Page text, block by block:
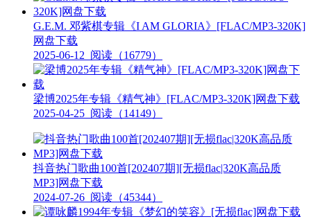
G.E.M. 邓紫棋专辑《I AM GLORIA》[FLAC/MP3-320K]
网盘下载
2025-06-12 阅读（16779）
梁博2025年专辑《精气神》[FLAC/MP3-320K]网盘下载
2025-04-25 阅读（14149）
抖音热门歌曲100首[202407期][无损flac|320K高品质
MP3]网盘下载
2024-07-26 阅读（45344）